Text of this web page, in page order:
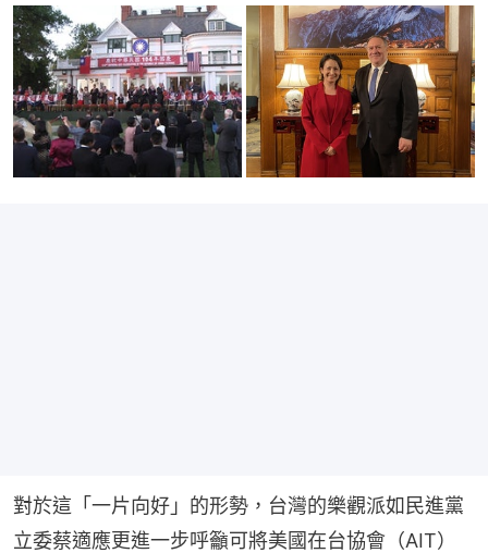
對於這「一片向好」的形勢，台灣的樂觀派如民進黨
立委蔡適應更進一步呼籲可將美國在台協會（AIT）